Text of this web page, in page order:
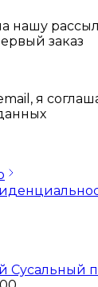
нашу
заказ
я